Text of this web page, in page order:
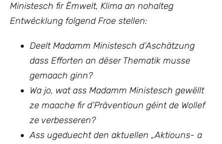
Ministesch fir Ëmwelt, Klima an nohalteg
Entwécklung folgend Froe stellen:
Deelt Madamm Ministesch d’Aschätzung
dass Efforten an dëser Thematik musse
gemaach ginn?
Wa jo, wat ass Madamm Ministesch gewëllt
ze maache fir d’Präventioun géint de Wollef
ze verbesseren?
Ass ugeduecht den aktuellen „Aktiouns- a